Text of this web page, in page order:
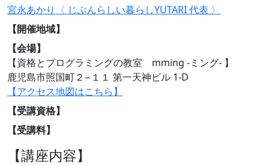
宮永あかり〈 じぶんらしい暮らしYUTARI 代表 〉
【開催地域】
【会場】
【資格とプログラミングの教室 mming -ミング- 】
鹿児島市照国町２−１１ 第一天神ビル 1-D
【アクセス地図はこちら】
【受講資格】
【受講料】
【講座内容】